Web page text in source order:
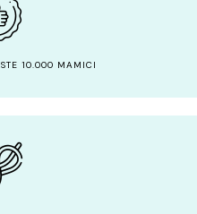
10.000 MAMICI